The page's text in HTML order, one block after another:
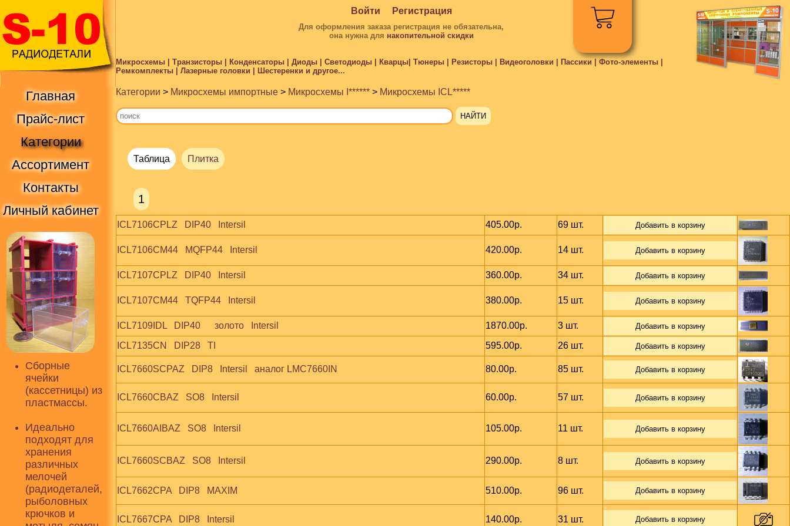
Войти Регистрация
Для оформления заказа регистрация не обязательна,
она нужна для накопительной скидки
Микросхемы | Транзисторы | Конденсаторы | Диоды | Светодиоды | Кварцы| Тюнеры | Резисторы | Видеоголовки | Пассики | Фото-элементы |
Ремкомплекты | Лазерные головки | Шестеренки и другое...
Главная
Прайс-лист
Категории
Ассортимент
Контакты
Личный кабинет
Сборные
ячейки
(кассетницы) из
пластмассы.
Идеально
подходят для
хранения
различных
мелочей
(радиодеталей,
рыболовных
крючков и
Категории > Микросхемы импортные > Микросхемы I****** > Микросхемы ICL*****
Таблица Плитка
1
ICL7106CPLZ   DIP40   Intersil 405.00р. 69 шт. Добавить в корзину
ICL7106CM44   MQFP44   Intersil 420.00р. 14 шт. Добавить в корзину
ICL7107CPLZ   DIP40   Intersil 360.00р. 34 шт. Добавить в корзину
ICL7107CM44   TQFP44   Intersil 380.00р. 15 шт. Добавить в корзину
ICL7109IDL   DIP40      золото   Intersil 1870.00р. 3 шт. Добавить в корзину
ICL7135CN   DIP28   TI 595.00р. 26 шт. Добавить в корзину
ICL7660SCPAZ   DIP8   Intersil   аналог LMC7660IN 80.00р. 85 шт. Добавить в корзину
ICL7660CBAZ   SO8   Intersil 60.00р. 57 шт. Добавить в корзину
ICL7660AIBAZ   SO8   Intersil 105.00р. 11 шт. Добавить в корзину
ICL7660SCBAZ   SO8   Intersil 290.00р. 8 шт. Добавить в корзину
ICL7662CPA   DIP8   MAXIM 510.00р. 96 шт. Добавить в корзину
ICL7667CPA   DIP8   Intersil 140.00р. 31 шт. Добавить в корзину